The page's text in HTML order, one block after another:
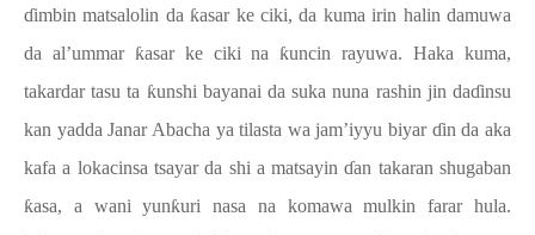
ɗimbin matsalolin daƙasar ke ciki, da kuma irin halin damuwa
da al’ummar ƙasar ke ciki naƙuncin rayuwa. Haka kuma,
takardar tasu ta ƙunshi bayanai da suka nuna rashin jin daɗinsu
kan yadda Janar Abacha ya tilasta wa jam’iyyu biyar ɗin da aka
kafa a lokacinsa tsayar da shi a matsayinɗan takaran shugaban
ƙasa, a wani yunƙuri nasa na komawa mulkin farar hula.